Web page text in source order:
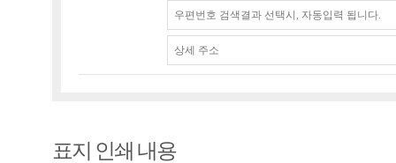
표지 인쇄 내용